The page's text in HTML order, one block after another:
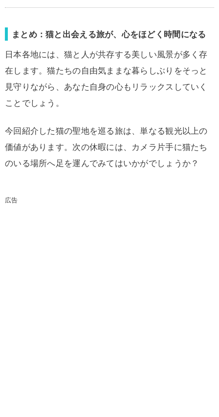
まとめ：猫と出会える旅が、心をほどく時間になる
日本各地には、猫と人が共存する美しい風景が多く存
在します。猫たちの自由気ままな暮らしぶりをそっと
見守りながら、あなた自身の心もリラックスしていく
ことでしょう。
今回紹介した猫の聖地を巡る旅は、単なる観光以上の
価値があります。次の休暇には、カメラ片手に猫たち
のいる場所へ足を運んでみてはいかがでしょうか？
広告